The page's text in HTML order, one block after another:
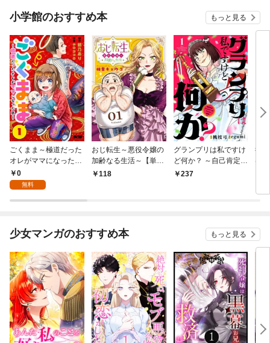
小学館のおすすめ本 もっと見る
ごくまま～極道だった
オレがママになった話
～【単話】（１）
0
無料
おじ転生～悪役令嬢の
加齢なる生活～【単
話】（１）
118
グランプリは私ですけ
ど何か？ ～自己肯定モ
ンスターのミスコン無
237
後
は
少女マンガのおすすめ本 もっと見る